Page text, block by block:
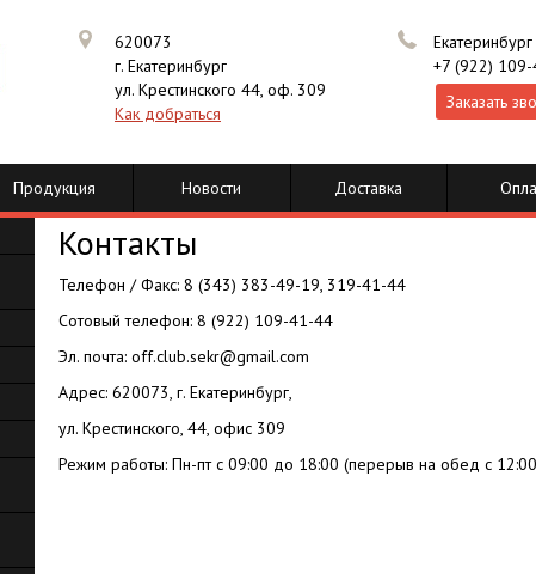
Екатеринбург
+7 (922)
Заказать
620073
г. Екатеринбург
ул. Крестинского 44, оф. 309
Как добраться
Продукция Новости Доставка
Контакты
Телефон / Факс: 8 (343) 383-49-19, 319-41-44
Сотовый телефон: 8 (922) 109-41-44
Эл. почта: off.club.sekr@gmail.com
Адрес: 620073, г. Екатеринбург,
ул. Крестинского, 44, офис 309
Режим работы: Пн-пт с 09:00 до 18:00 (перерыв на обед с